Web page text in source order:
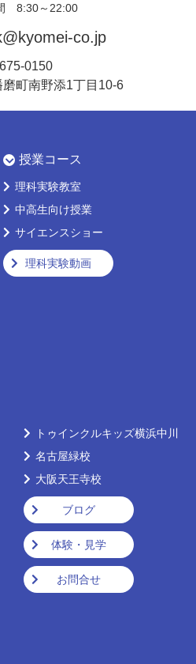
8:30～22:00
co.jp
0150
町南野添1丁目10-6
授業コース
理科実験教室
中高生向け授業
サイエンスショー
理科実験動画
トゥインクルキッズ横浜中川
名古屋緑校
大阪天王寺校
ブログ
体験・見学
お問合せ